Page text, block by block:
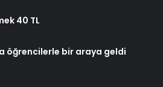
40 TL
öğrencilerle bir araya geldi